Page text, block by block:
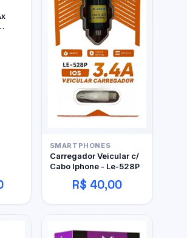
SMARTPHONES
Carregador Veicular c/
Cabo Iphone - Le-528P
R$ 40,00